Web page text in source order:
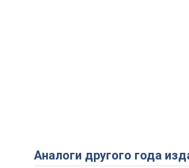
Аналоги другого года